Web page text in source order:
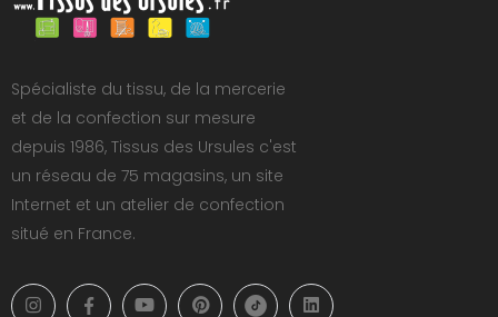
Spécialiste du tissu, de la mercerie
et de la confection sur mesure
depuis 1986, Tissus des Ursules c'est
un réseau de 75 magasins, un site
Internet et un atelier de confection
situé en France.